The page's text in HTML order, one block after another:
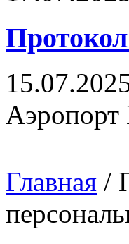
Аэропорт
Главная /